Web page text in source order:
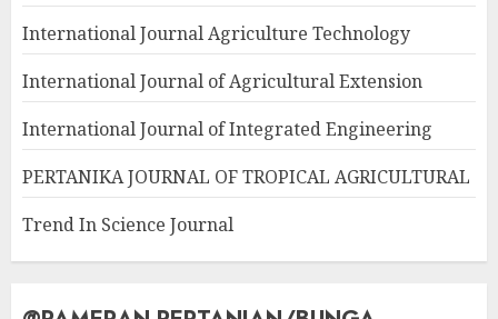
International Journal Agriculture Technology
International Journal of Agricultural Extension
International Journal of Integrated Engineering
PERTANIKA JOURNAL OF TROPICAL AGRICULTURAL
Trend In Science Journal